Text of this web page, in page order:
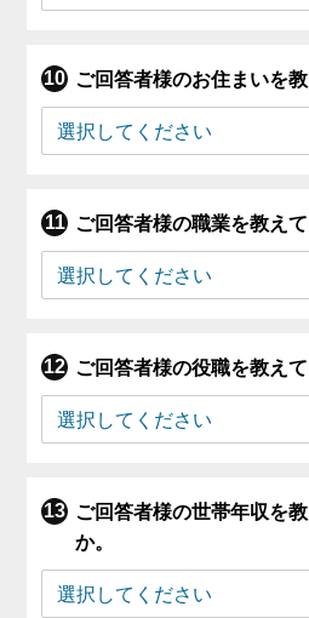
ご回答者様のお住まいを教
ご回答者様の職業を教えて
ご回答者様の役職を教え
ご回答者様の世帯年収を
か。